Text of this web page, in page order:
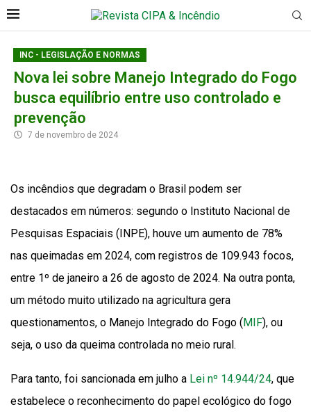
INC - LEGISLAÇÃO E NORMAS
Nova lei sobre Manejo Integrado do Fogo
busca equilíbrio entre uso controlado e
prevenção
7 de novembro de 2024
Os incêndios que degradam o Brasil podem ser
destacados em números: segundo o Instituto Nacional de
Pesquisas Espaciais (INPE), houve um aumento de 78%
nas queimadas em 2024, com registros de 109.943 focos,
entre 1º de janeiro a 26 de agosto de 2024. Na outra ponta,
um método muito utilizado na agricultura gera
questionamentos, o Manejo Integrado do Fogo (MIF), ou
seja, o uso da queima controlada no meio rural.
Para tanto, foi sancionada em julho a Lei nº 14.944/24, que
estabelece o reconhecimento do papel ecológico do fogo